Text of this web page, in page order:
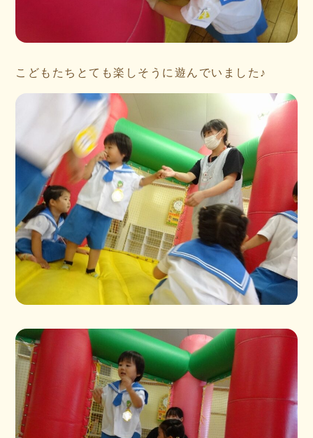
こどもたちとても楽しそうに遊んでいました♪